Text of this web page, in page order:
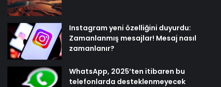
Instagram yeni özelliğini duyurdu:
Zamanlanmış mesajlar! Mesaj nasıl
zamanlanır?
WhatsApp, 2025’ten itibaren bu
telefonlarda desteklenmeyecek